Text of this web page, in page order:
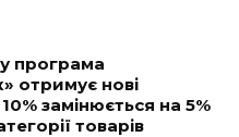
програма
отримує нові
замінюється на 5%
товарів